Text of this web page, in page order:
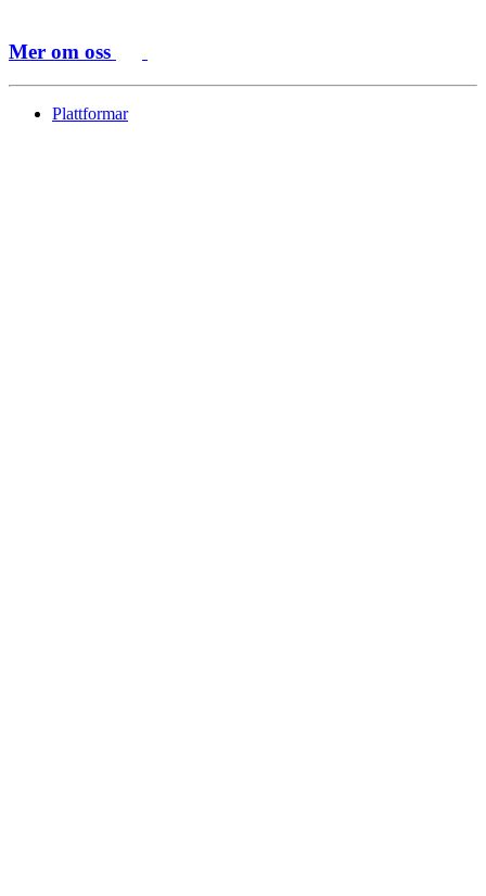
Mer om oss
Plattformar